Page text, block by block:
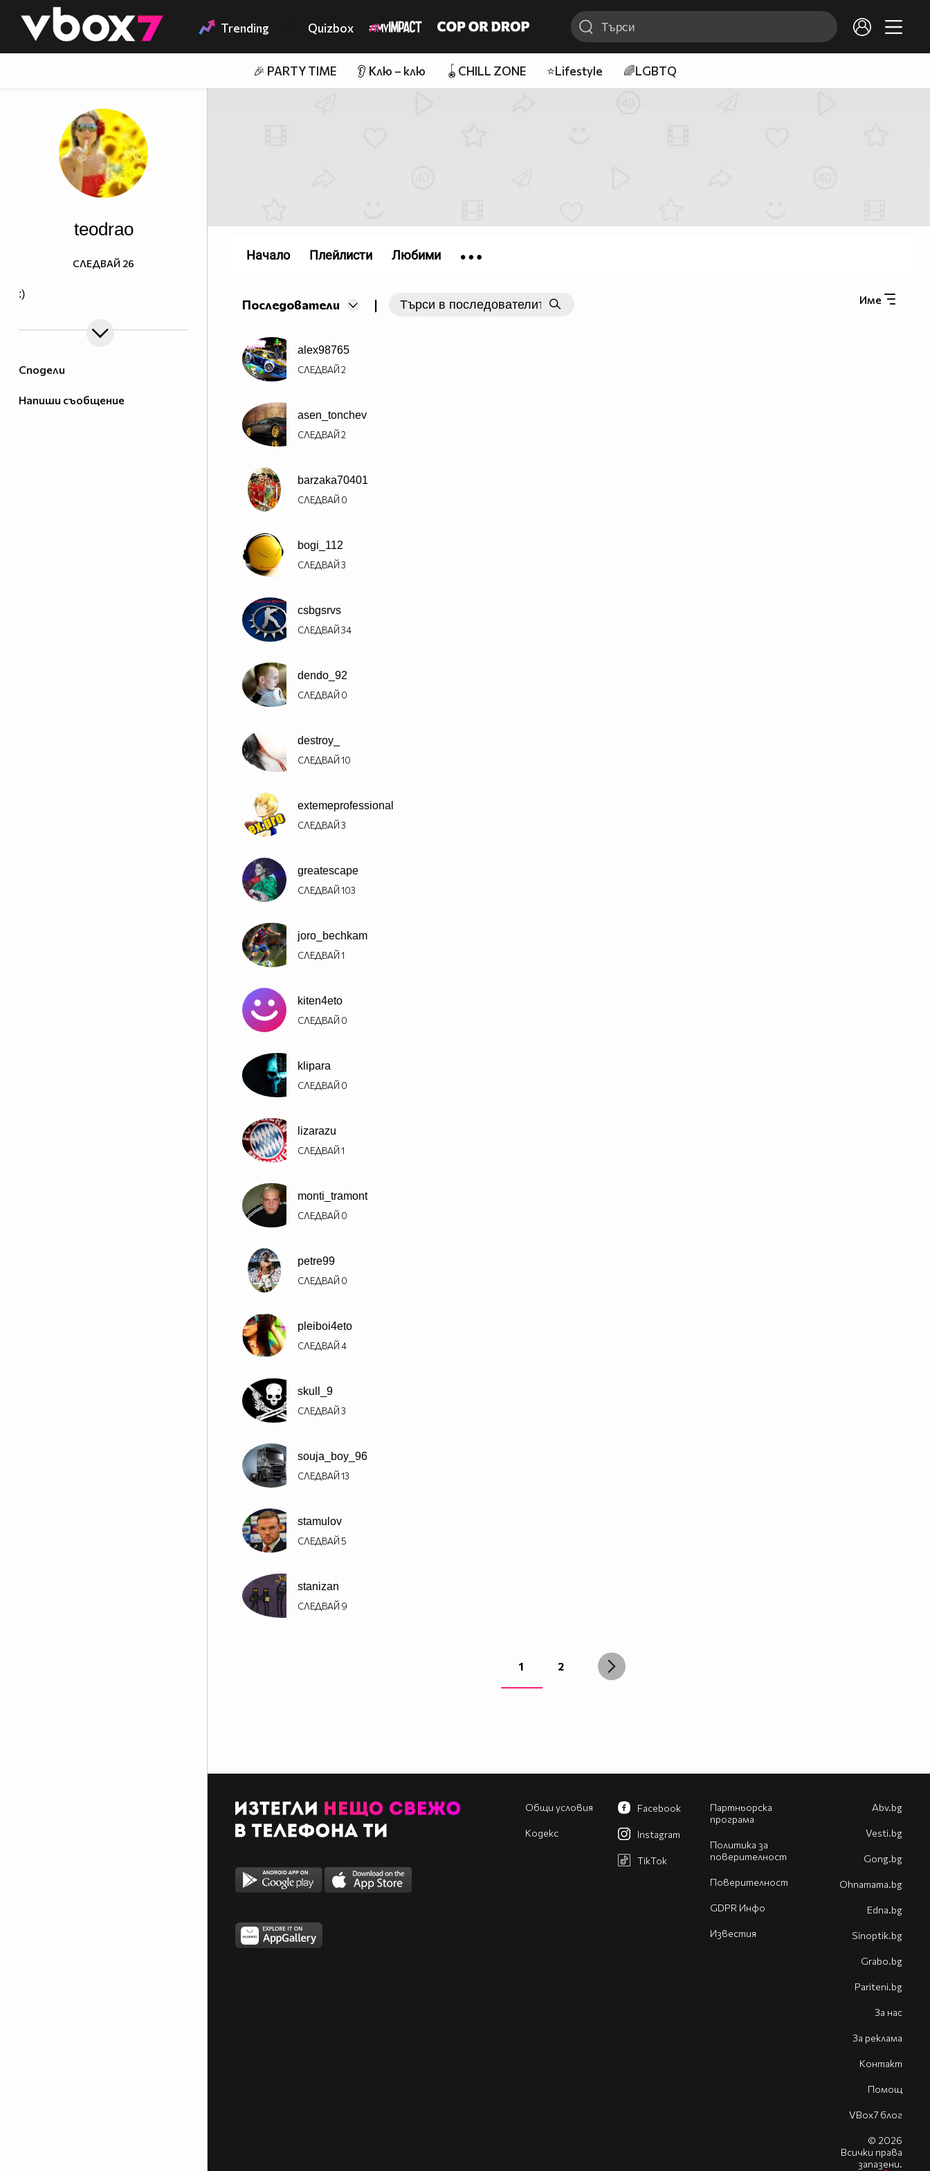
👾 Trending Quizbox
🎉 PARTY TIME 👂 Клю – клю 🪀CHILL ZONE ⭐Lifestyle 🌈LGBTQ
Сподели
Напиши съобщение
teodrao
:)
СЛЕДВАЙ 26
Последователи | Име
alex98765
СЛЕДВАЙ2
asen_tonchev
СЛЕДВАЙ2
barzaka70401
СЛЕДВАЙ 0
bogi_112
СЛЕДВАЙ3
csbgsrvs
СЛЕДВАЙ34
dendo_92
СЛЕДВАЙ 0
destroy_
СЛЕДВАЙ10
extemeprofessional
СЛЕДВАЙ3
greatescape
СЛЕДВАЙ103
joro_bechkam
СЛЕДВАЙ1
kiten4eto
СЛЕДВАЙ 0
klipara
СЛЕДВАЙ 0
lizarazu
СЛЕДВАЙ1
monti_tramont
СЛЕДВАЙ 0
petre99
СЛЕДВАЙ 0
pleiboi4eto
СЛЕДВАЙ4
skull_9
СЛЕДВАЙ3
souja_boy_96
СЛЕДВАЙ13
stamulov
СЛЕДВАЙ5
stanizan
СЛЕДВАЙ 9
1 2
Начало Плейлисти Любими
Общи условия
Кодекс
Партньорска
програма
Политика за
поверителност
Поверителност
GDPR Инфо
Известия
Facebook
Instagram
TikTok
Abv.bg
Vesti.bg
Gong.bg
Оhnamama.bg
Edna.bg
Sinoptik.bg
Grabo.bg
Pariteni.bg
За нас
За реклама
Контакт
Помощ
VBox7 блог
© 2026
Всички права
запазени.